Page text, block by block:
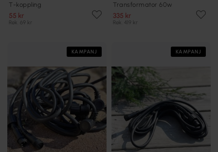
T-koppling
55 kr
Rek. 69 kr
Transformator 60w
335 kr
Rek. 419 kr
KAMPANJ KAMPANJ